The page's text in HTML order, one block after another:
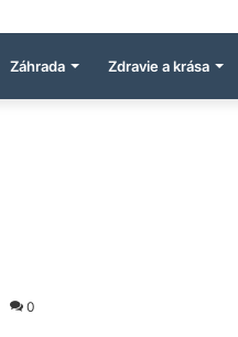
Záhrada Zdravie a krása
0